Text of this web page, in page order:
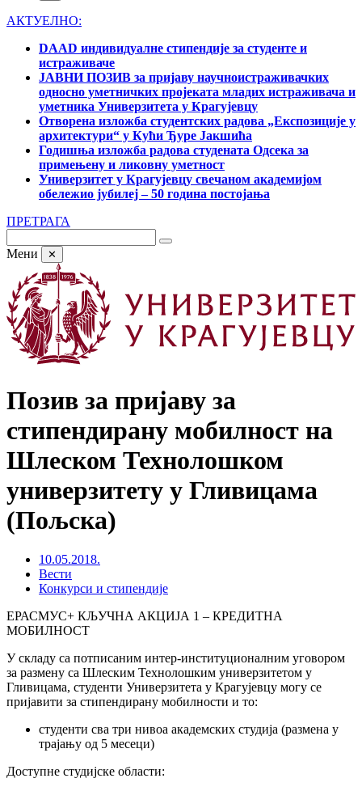
АКТУЕЛНО:
DAAD индивидуалне стипендије за студенте и
истраживаче
ЈАВНИ ПОЗИВ за пријаву научноистраживачких
односно уметничких пројеката младих истраживача и
уметника Универзитета у Крагујевцу
Отворена изложба студентских радова „Експозиције у
архитектури“ у Кући Ђуре Јакшића
Годишња изложба радова студената Одсека за
примењену и ликовну уметност
Универзитет у Крагујевцу свечаном академијом
обележио јубилеј – 50 година постојања
ПРЕТРАГА
Мени ✕
Позив за пријаву за
стипендирану мобилност на
Шлеском Технолошком
универзитету у Гливицама
(Пољска)
10.05.2018.
Вести
Конкурси и стипендије
ЕРАСМУС+ КЉУЧНА АКЦИЈА 1 – КРЕДИТНА
МОБИЛНОСТ
У складу са потписаним интер-институционалним уговором
за размену са Шлеским Технолошким универзитетом у
Гливицама, студенти Универзитета у Крагујевцу могу се
пријавити за стипендирану мобилности и то:
студенти сва три нивоа академских студија (размена у
трајању од 5 месеци)
Доступне студијске области: